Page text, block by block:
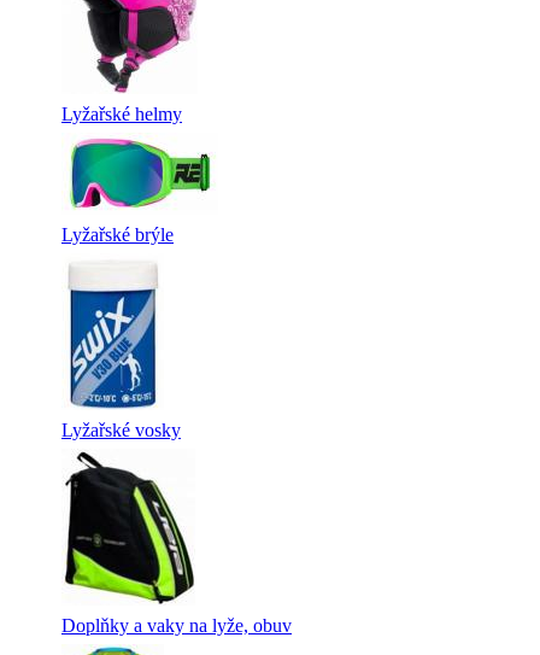
Lyžařské helmy
Lyžařské brýle
Lyžařské vosky
Doplňky a vaky na lyže, obuv